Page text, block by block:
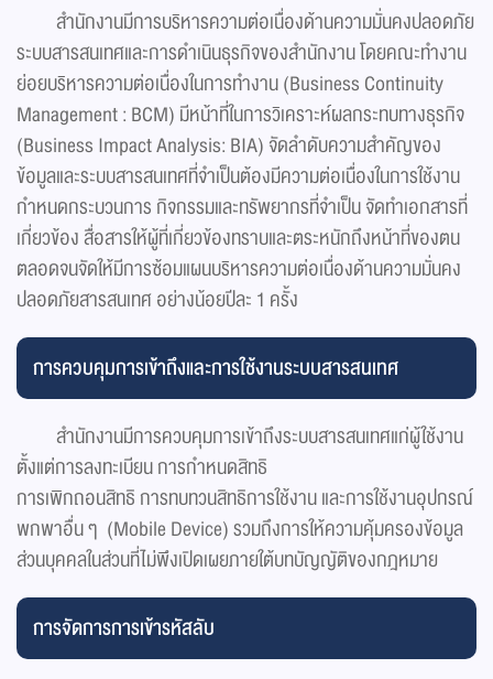
สำนักงานมีการบริหารความต่อเนื่องด้านความมั่นคงปลอดภัย
ระบบสารสนเทศและการดำเนินธุรกิจของสำนักงาน โดยคณะทำงาน
ย่อยบริหารความต่อเนื่องในการทำงาน (Business Continuity
Management : BCM) มีหน้าที่ในการวิเคราะห์ผลกระทบทางธุรกิจ
(Business Impact Analysis: BIA) จัดลำดับความสำคัญของ
ข้อมูลและระบบสารสนเทศที่จำเป็นต้องมีความต่อเนื่องในการใช้งาน
กำหนดกระบวนการ กิจกรรมและทรัพยากรที่จำเป็น จัดทำเอกสารที่
เกี่ยวข้อง สื่อสารให้ผู้ที่เกี่ยวข้องทราบและตระหนักถึงหน้าที่ของตน
ตลอดจนจัดให้มีการซ้อมแผนบริหารความต่อเนื่องด้านความมั่นคง
ปลอดภัยสารสนเทศ อย่างน้อยปีละ 1 ครั้ง
การควบคุมการเข้าถึงและการใช้งานระบบสารสนเทศ
สำนักงานมีการควบคุมการเข้าถึงระบบสารสนเทศแก่ผู้ใช้งาน
ตั้งแต่การลงทะเบียน การกำหนดสิทธิ
การเพิกถอนสิทธิ การทบทวนสิทธิการใช้งาน และการใช้งานอุปกรณ์
พกพาอื่น ๆ (Mobile Device) รวมถึงการให้ความคุ้มครองข้อมูล
ส่วนบุคคลในส่วนที่ไม่พึงเปิดเผยภายใต้บทบัญญัติของกฎหมาย
การจัดการการเข้ารหัสลับ